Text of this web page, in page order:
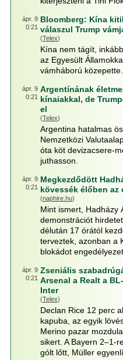
ápr. 9
0:21
Bloomberg: Kína
válaszul Trump
(Telex)
Kína nem tágít,
az Egyesült
vámháború közepette.
ápr. 9
0:21
Argentínának
kínaiakkal, de
el
(Telex)
Argentina hatalmas
Nemzetközi
óta köt devizacsere-
juthasson.
ápr. 9
0:21
Megkezdődött
kövessék élőben az
(naphire.hu)
Mint ismert, Hadházy
demonstrációt
délután 17 órától
terveztek, azonban a
blokádot
ápr. 9
0:21
Zseniális
Arsenal a Realt a
Inter
(Telex)
Declan Rice 12 perc
kapuba, az egyik
Merino pazar
sikert. A Bayern 2–1-
gólt lőtt, Müller